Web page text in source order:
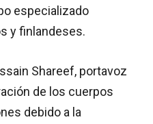
especializado
y finlandeses.
Shareef, portavoz
de los cuerpos
debido a la